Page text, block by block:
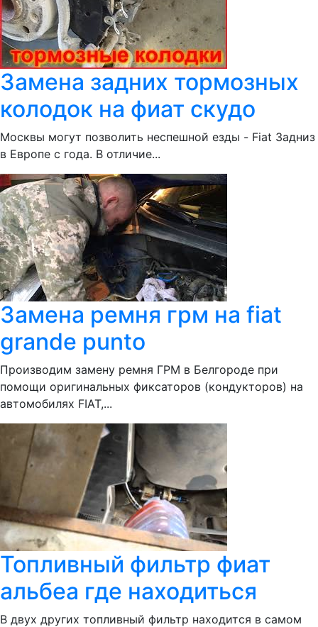
Замена задних тормозных
колодок на фиат скудо
Москвы могут позволить неспешной езды - Fiat Задниз
в Европе с года. В отличие...
Замена ремня грм на fiat
grande punto
Производим замену ремня ГРМ в Белгороде при
помощи оригинальных фиксаторов (кондукторов) на
автомобилях FIAT,...
Топливный фильтр фиат
альбеа где находиться
В двух других топливный фильтр находится в самом